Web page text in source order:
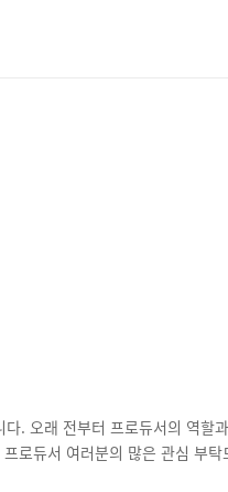
. 오래 전부터 프로듀서의 역할
로듀서 여러분의 많은 관심 부탁